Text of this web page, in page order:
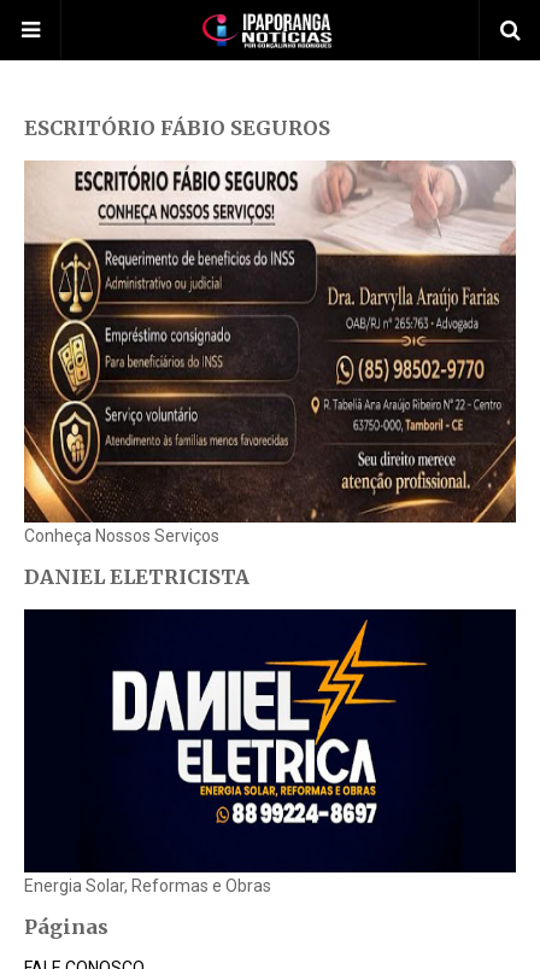
ESCRITÓRIO FÁBIO SEGUROS
Conheça Nossos Serviços
DANIEL ELETRICISTA
Energia Solar, Reformas e Obras
Páginas